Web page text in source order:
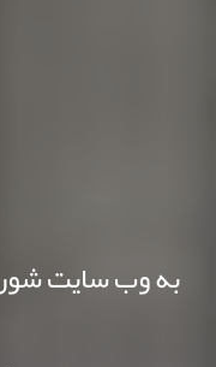
به وب سایت